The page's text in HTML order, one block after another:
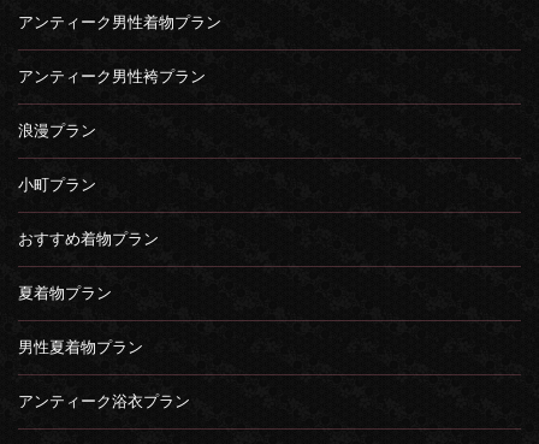
アンティーク男性着物プラン
アンティーク男性袴プラン
浪漫プラン
小町プラン
おすすめ着物プラン
夏着物プラン
男性夏着物プラン
アンティーク浴衣プラン